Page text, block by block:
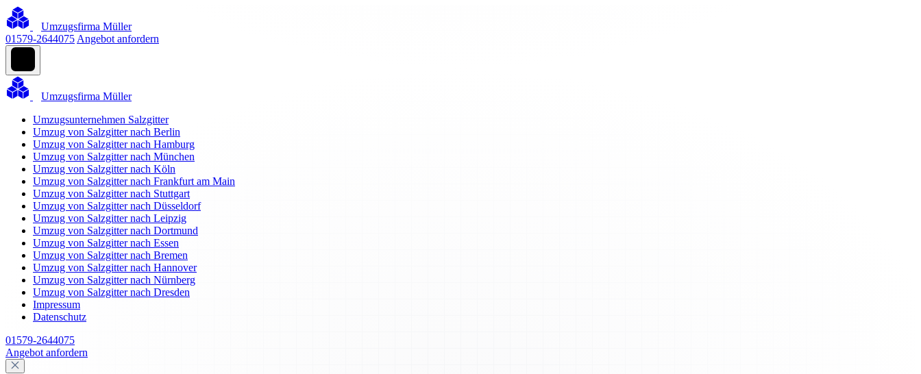
Umzugsfirma Müller
01579-2644075 Angebot anfordern
Umzugsfirma Müller
Umzugsunternehmen Salzgitter
Umzug von Salzgitter nach Berlin
Umzug von Salzgitter nach Hamburg
Umzug von Salzgitter nach München
Umzug von Salzgitter nach Köln
Umzug von Salzgitter nach Frankfurt am Main
Umzug von Salzgitter nach Stuttgart
Umzug von Salzgitter nach Düsseldorf
Umzug von Salzgitter nach Leipzig
Umzug von Salzgitter nach Dortmund
Umzug von Salzgitter nach Essen
Umzug von Salzgitter nach Bremen
Umzug von Salzgitter nach Hannover
Umzug von Salzgitter nach Nürnberg
Umzug von Salzgitter nach Dresden
Impressum
Datenschutz
01579-2644075
Angebot anfordern